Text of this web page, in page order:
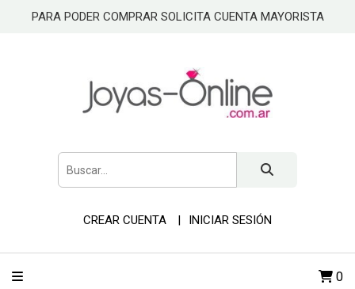
PARA PODER COMPRAR SOLICITA CUENTA MAYORISTA
CREAR CUENTA INICIAR SESIÓN
0